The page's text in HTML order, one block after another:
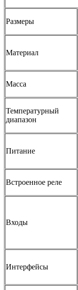
Размеры
Материал
Масса
Температурный
диапазон
Питание
Встроенное реле
Входы
Интерфейсы